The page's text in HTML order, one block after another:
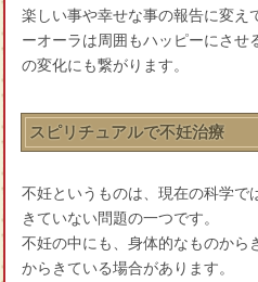
楽しい事や幸せな事の報告に変え
ーオーラは周囲もハッピーにさせ
の変化にも繋がります。
スピリチュアルで不妊治療
不妊というものは、現在の科学で
きていない問題の一つです。
不妊の中にも、身体的なものから
からきている場合があります。